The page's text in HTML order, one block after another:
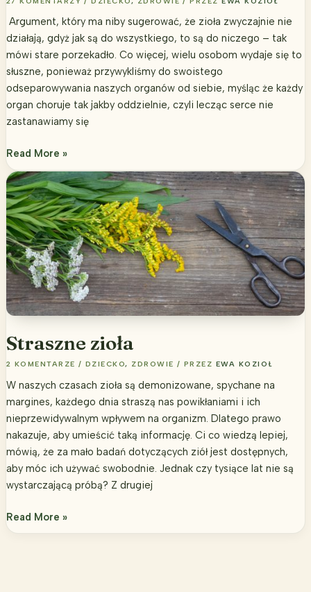
Argument, który ma niby sugerować, że zioła zwyczajnie nie
działają, gdyż jak są do wszystkiego, to są do niczego – tak
mówi stare porzekadło. Co więcej, wielu osobom wydaje się to
słuszne, ponieważ przywykliśmy do swoistego
odseparowywania naszych organów od siebie, myśląc że każdy
organ choruje tak jakby oddzielnie, czyli lecząc serce nie
zastanawiamy się
Jak
zrobić
syrop
chrzanowy
wzmacniający
odporność
Read More »
Straszne zioła
2 KOMENTARZE / DZIECKO, ZDROWIE / PRZEZ EWA KOZIOŁ
W naszych czasach zioła są demonizowane, spychane na
margines, każdego dnia straszą nas powikłaniami i ich
nieprzewidywalnym wpływem na organizm. Dlatego prawo
nakazuje, aby umieścić taką informację. Ci co wiedzą lepiej,
mówią, że za mało badań dotyczących ziół jest dostępnych,
aby móc ich używać swobodnie. Jednak czy tysiące lat nie są
wystarczającą próbą? Z drugiej
Straszne
Read More »